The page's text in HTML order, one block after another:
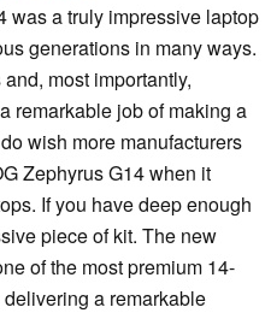
was a truly impressive laptop
generations in many ways.
most importantly,
remarkable job of making a
wish more manufacturers
Zephyrus G14 when it
If you have deep enough
piece of kit. The new
of the most premium 14-
a remarkable